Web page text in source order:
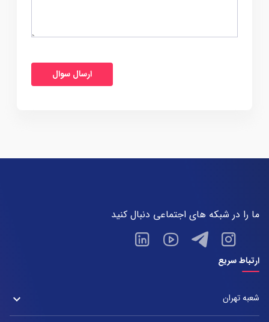
ارتباط سریع
شعبه تهران keyboard_arrow_down
ما را در شبکه های اجتماعی دنبال کنید